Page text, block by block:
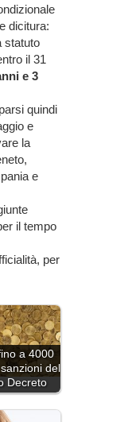
dicitura:
statuto
il 31
e 3
quindi
e
la
e
il tempo
per
a 4000
del
Decreto